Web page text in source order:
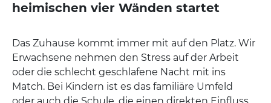
heimischen vier Wänden startet
Das Zuhause kommt immer mit auf den Platz. Wir
Erwachsene nehmen den Stress auf der Arbeit
oder die schlecht geschlafene Nacht mit ins
Match. Bei Kindern ist es das familiäre Umfeld